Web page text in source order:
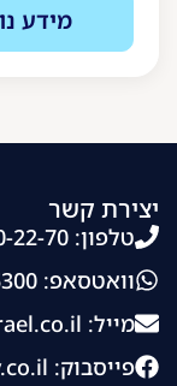
מידע
יצירת קשר
טלפון: 1-700-70-22-70
וואטסאפ: 054-359-5300
מייל:
פייסבוק: facebook.com/liberty.co.il